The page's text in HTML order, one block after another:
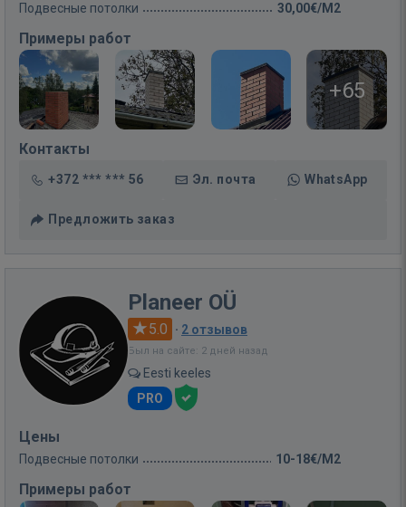
Подвесные потолки 30,00€/M2
Примеры работ
+65
Контакты
+372 *** *** 56 Эл. почта WhatsApp
Предложить заказ
Planeer OÜ
5.0 · 2 отзывов
Был на сайте: 2 дней назад
Eesti keeles
PRO
Цены
Подвесные потолки 10-18€/M2
Примеры работ